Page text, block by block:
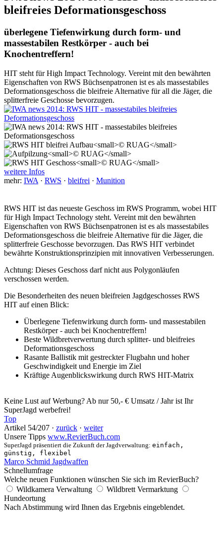
bleifreies Deformationsgeschoss
überlegene Tiefenwirkung durch form- und
massestabilen Restkörper - auch bei
Knochentreffern!
HIT steht für High Impact Technology. Vereint mit den bewährten
Eigenschaften von RWS Büchsenpatronen ist es als massestabiles
Deformationsgeschoss die bleifreie Alternative für all die Jäger, die
splitterfreie Geschosse bevorzugen.
weitere Infos
mehr: IWA · RWS · bleifrei · Munition
RWS HIT ist das neueste Geschoss im RWS Programm, wobei HIT
für High Impact Technology steht. Vereint mit den bewährten
Eigenschaften von RWS Büchsenpatronen ist es als massestabiles
Deformationsgeschoss die bleifreie Alternative für die Jäger, die
splitterfreie Geschosse bevorzugen. Das RWS HIT verbindet
bewährte Konstruktionsprinzipien mit innovativen Verbesserungen.
Achtung: Dieses Geschoss darf nicht aus Polygonläufen
verschossen werden.
Die Besonderheiten des neuen bleifreien Jagdgeschosses RWS
HIT auf einen Blick:
Überlegene Tiefenwirkung durch form- und massestabilen
Restkörper - auch bei Knochentreffern!
Beste Wildbretverwertung durch splitter- und bleifreies
Deformationsgeschoss
Rasante Ballistik mit gestreckter Flugbahn und hoher
Geschwindigkeit und Energie im Ziel
Kräftige Augenblickswirkung durch RWS HIT-Matrix
Keine Lust auf Werbung? Ab nur 50,- € Umsatz / Jahr ist Ihr
SuperJagd werbefrei!
Top
Artikel 54/207 · zurück · weiter
Unsere Tipps www.RevierBuch.com
SuperJagd präsentiert die Zukunft der Jagdverwaltung: einfach,
günstig, flexibel
Marco Schmid Jagdwaffen
Schnellumfrage
Welche neuen Funktionen wünschen Sie sich im RevierBuch?
Wildkamera Verwaltung
Wildbrett Vermarktung
Hundeortung
Nach Abstimmung wird Ihnen das Ergebnis eingeblendet.